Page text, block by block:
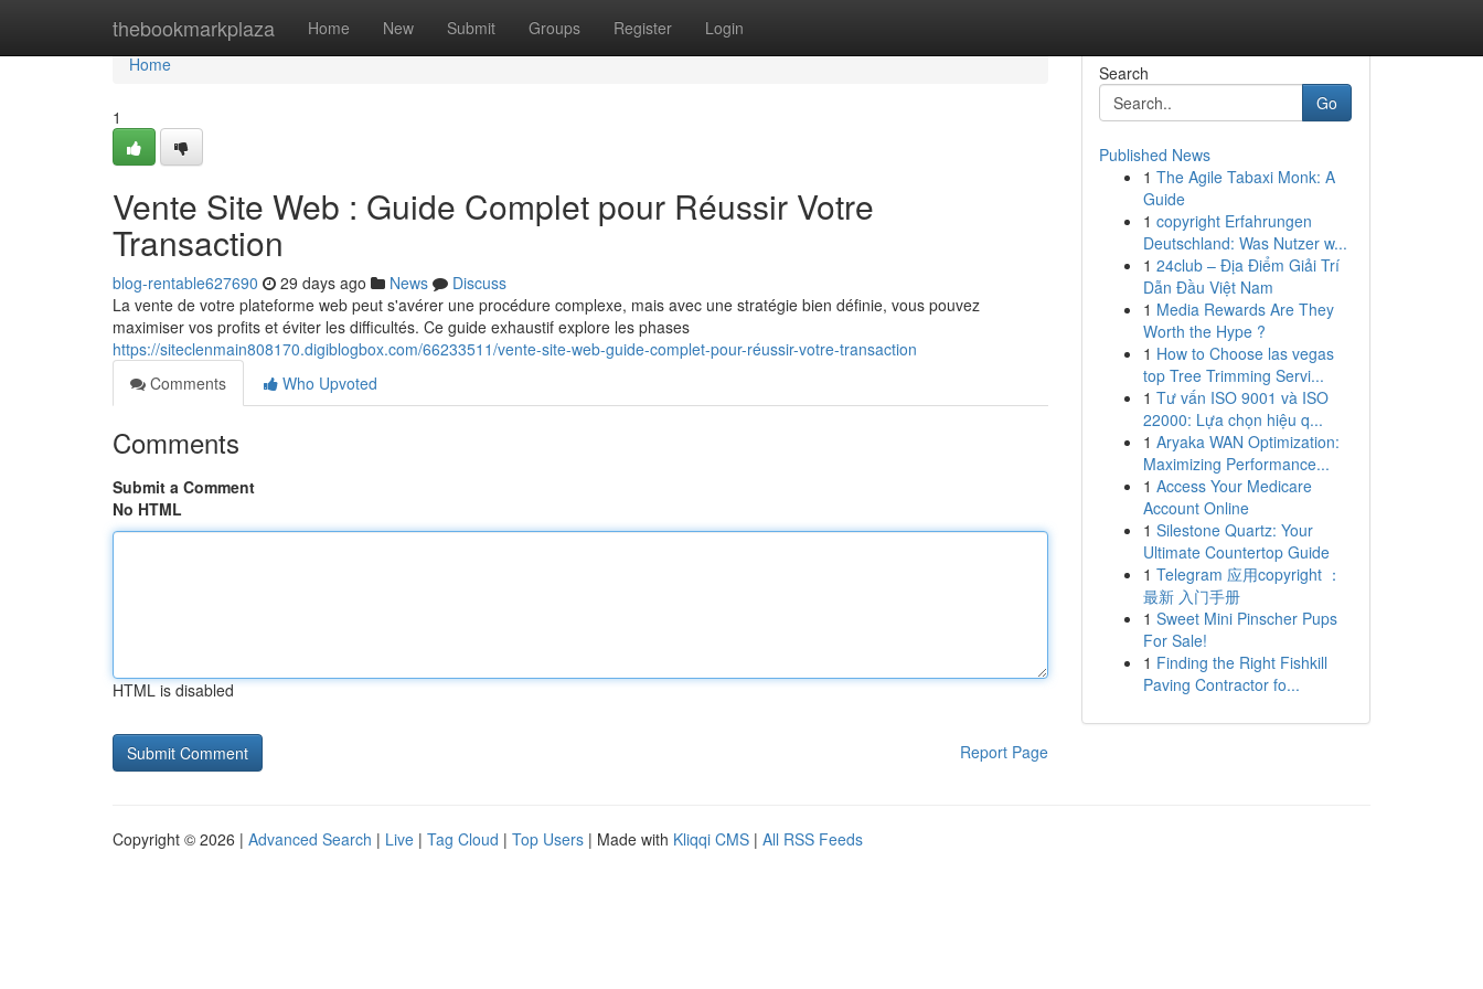
thebookmarkplaza Home New Submit Groups Register Login
Home
Home
1
Vente Site Web : Guide Complet pour Réussir Votre
Transaction
blog-rentable627690 29 days ago News
Discuss
La vente de votre plateforme web peut s'avérer une procédure complexe, mais avec une stratégie bien définie, vous pouvez
maximiser vos profits et éviter les difficultés. Ce guide exhaustif explore les phases
https://siteclenmain808170.digiblogbox.com/66233511/vente-site-web-guide-complet-pour-réussir-votre-transaction
Comments
Who Upvoted
Comments
Submit a Comment
No HTML
HTML is disabled
Report Page
Search
Go
Published News
1 The Agile Tabaxi Monk: A
Guide
1 copyright Erfahrungen
Deutschland: Was Nutzer w...
1 24club – Địa Điểm Giải Trí
Dẫn Đầu Việt Nam
1 Media Rewards Are They
Worth the Hype ?
1 How to Choose las vegas
top Tree Trimming Servi...
1 Tư vấn ISO 9001 và ISO
22000: Lựa chọn hiệu q...
1 Aryaka WAN Optimization:
Maximizing Performance...
1 Access Your Medicare
Account Online
1 Silestone Quartz: Your
Ultimate Countertop Guide
1 Telegram 应用copyright ：
最新 入门手册
1 Sweet Mini Pinscher Pups
For Sale!
1 Finding the Right Fishkill
Paving Contractor fo...
Copyright © 2026 | Advanced Search | Live | Tag Cloud | Top Users | Made with Kliqqi CMS | All RSS Feeds